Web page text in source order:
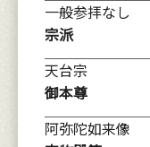
一般参拝なし
宗派
天台宗
御本尊
阿弥陀如来像